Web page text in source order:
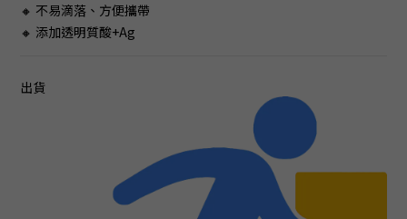
🔸 不易滴落、方便攜帶
🔸 添加透明質酸+Ag
出貨